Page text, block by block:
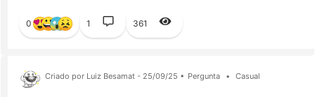
0 1 361
Criado por Luiz Besamat - 25/09/25 • Pergunta • Casual